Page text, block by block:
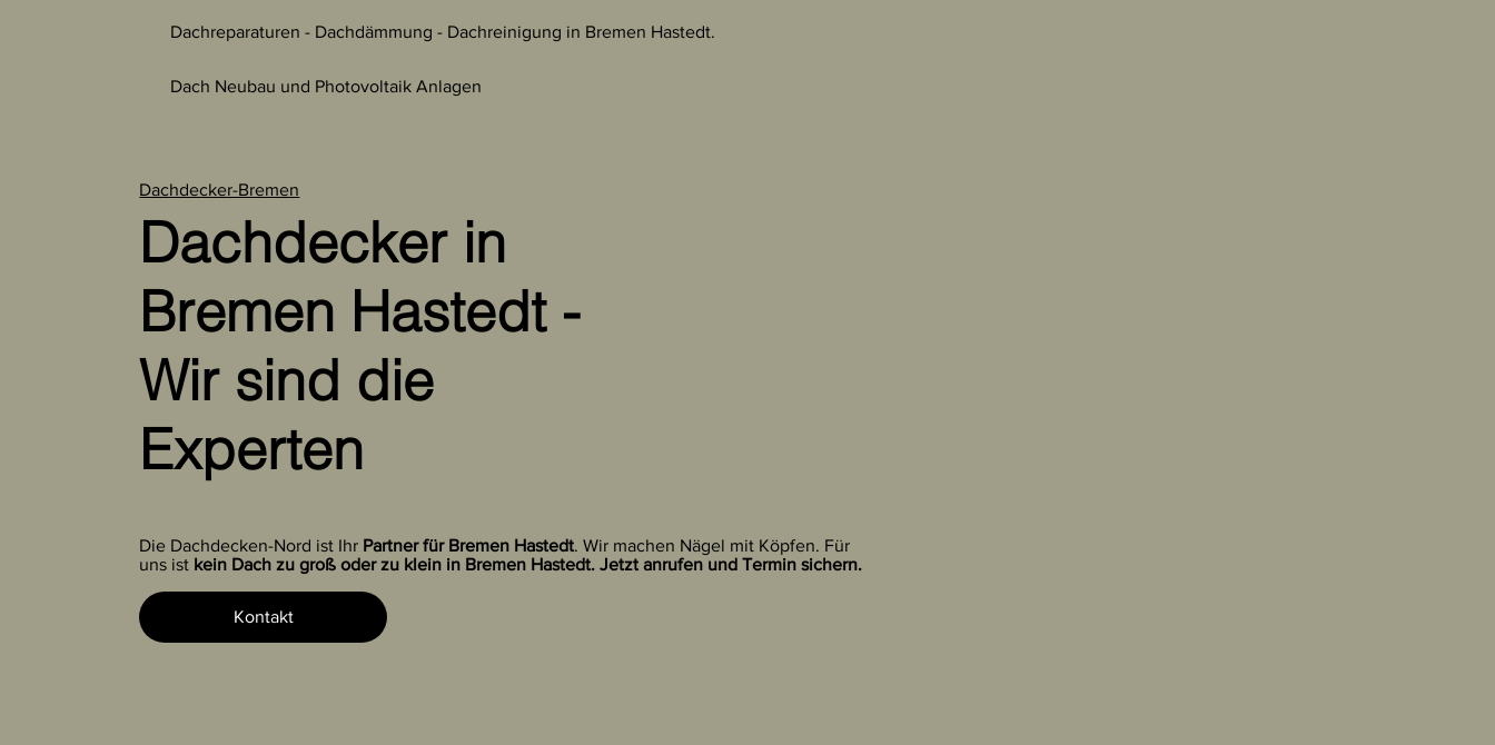
Dach Neubau und Photovoltaik Anlagen
Dachreparaturen - Dachdämmung - Dachreinigung in Bremen Hastedt.
Dachdecker-Bremen
Dachdecker in
Bremen Hastedt -
Wir sind die
Experten
Die Dachdecken-Nord ist Ihr Partner für Bremen Hastedt. Wir machen Nägel mit Köpfen. Für
uns ist kein Dach zu groß oder zu klein in Bremen Hastedt. Jetzt anrufen und Termin sichern.
Kontakt